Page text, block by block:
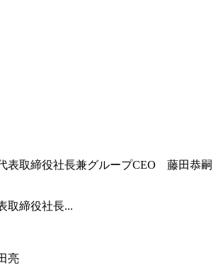
取締役社長...